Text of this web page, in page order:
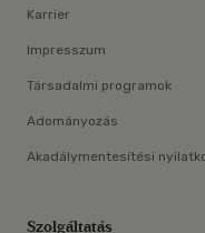
Karrier
Impresszum
Társadalmi programok
Adományozás
Akadálymentesítési
Szolgáltatás